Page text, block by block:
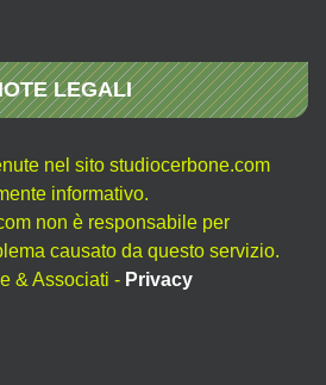
LEGALI
nel sito studiocerbone.com
informativo.
non è responsabile per
causato da questo servizio.
& Associati - Privacy